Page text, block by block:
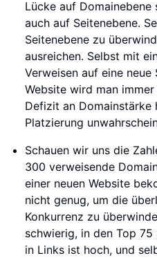
Lücke auf Domainebene
auch auf Seitenebene.
Seitenebene zu
ausreichen. Selbst mit
Verweisen auf eine neue
Website wird man
Defizit an Domainstärke
Platzierung
Schauen wir uns die
300 verweisende
einer neuen Website
nicht genug, um die
Konkurrenz zu
schwierig, in den Top
in Links ist hoch, und